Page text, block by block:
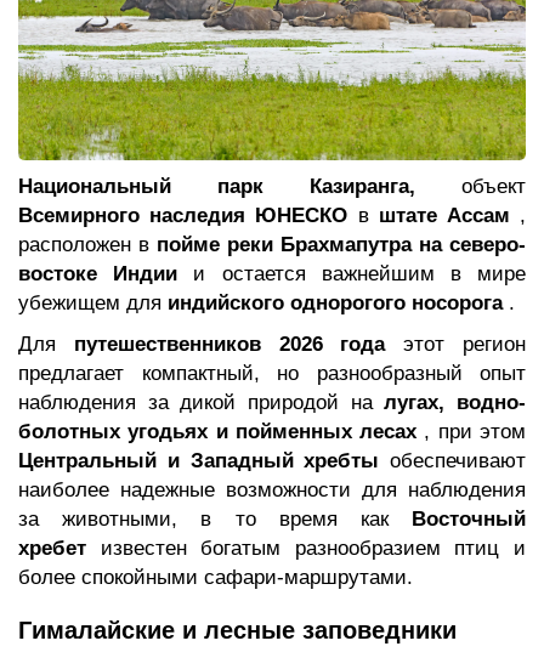
Национальный парк Казиранга, объект
Всемирного наследия ЮНЕСКО в штате Ассам ,
расположен в пойме реки Брахмапутра на северо-
востоке Индии и остается важнейшим в мире
убежищем для индийского однорогого носорога.
Для путешественников 2026 годаэтот регион
предлагает компактный, но разнообразный опыт
наблюдения за дикой природой налугах, водно-
болотных угодьях и пойменных лесах , при этом
Центральный и Западный хребты обеспечивают
наиболее надежные возможности для наблюдения
за животными, в то время как Восточный
хребет известен богатым разнообразием птиц и
более спокойными сафари-маршрутами.
Гималайские и лесные заповедники